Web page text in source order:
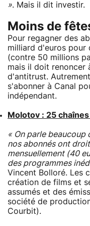
». Mais il dit investir.
Moins de
Pour regagner des
milliard d'euros pour
(contre 50 millions
mais il doit renoncer
d'antitrust.
s'abonner à Canal
indépendant.
Molotov : 25
« On parle beaucoup
nos abonnés ont
mensuellement (40
des programmes
Vincent Bolloré. Les
création de films et
assumés et des
société de
Courbit).